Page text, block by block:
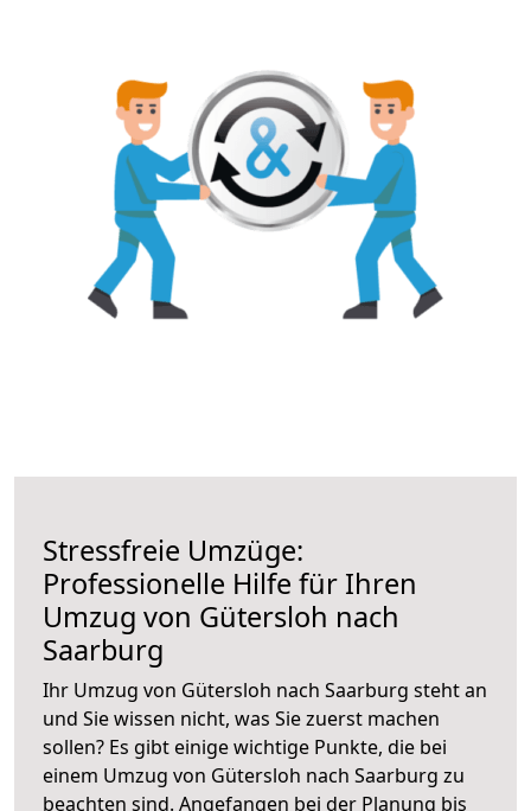
Stressfreie Umzüge:
Professionelle Hilfe für Ihren
Umzug von Gütersloh nach
Saarburg
Ihr Umzug von Gütersloh nach Saarburg steht an
und Sie wissen nicht, was Sie zuerst machen
sollen? Es gibt einige wichtige Punkte, die bei
einem Umzug von Gütersloh nach Saarburg zu
beachten sind. Angefangen bei der Planung bis